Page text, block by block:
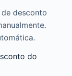
desconto
do